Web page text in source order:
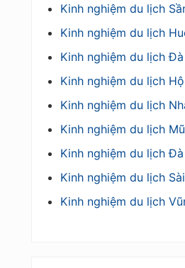
Kinh nghiệm du lịch
Kinh nghiệm du lịch
Kinh nghiệm du lịch
Kinh nghiệm du lịch
Kinh nghiệm du lịch
Kinh nghiệm du lịch
Kinh nghiệm du lịch
Kinh nghiệm du lịch
Kinh nghiệm du lịch